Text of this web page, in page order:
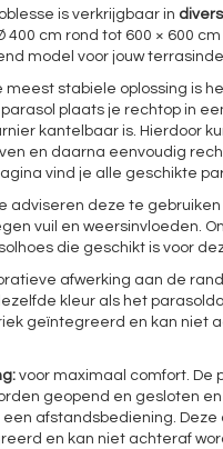
is verkrijgbaar in
400 cm rond tot 600 × 600
model voor jouw
meest stabiele oplossing is
plaats je rechtop in
kantelbaar is. Hierdoor
en daarna eenvoudig
vind je alle geschikte
adviseren deze te
vuil en weersinvloeden.
die geschikt is voor
afwerking aan de
kleur als het
geïntegreerd en kan niet
voor maximaal comfort. De
geopend en gesloten en
afstandsbediening. Deze
en kan niet achteraf